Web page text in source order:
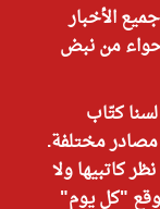
الأخبار
وحواء من نبض
كتّاب
مصادر مختلفة.
كاتبيها ولا
"كل يوم"